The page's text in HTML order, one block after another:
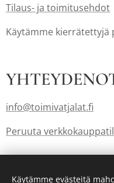
Tilaus- ja toimitusehdot
Käytämme kierrätettyjä
info@toimivatjalat.fi
Peruuta
Käytämme evästeitä